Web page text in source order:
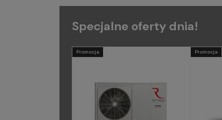
Specjalne oferty dnia!
Promocja Promocja